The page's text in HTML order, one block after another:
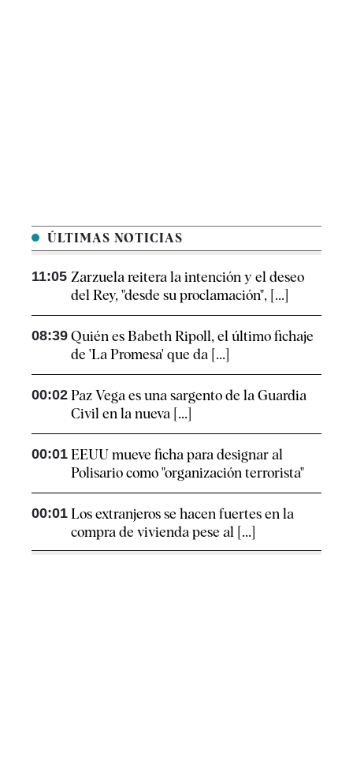
ÚLTIMAS NOTICIAS
11:05 Zarzuela reitera la intención y el deseo
del Rey, "desde su proclamación", [...]
08:39 Quién es Babeth Ripoll, el último fichaje
de 'La Promesa' que da [...]
00:02 Paz Vega es una sargento de la Guardia
Civil en la nueva [...]
00:01 EEUU mueve ficha para designar al
Polisario como "organización terrorista"
00:01 Los extranjeros se hacen fuertes en la
compra de vivienda pese al [...]